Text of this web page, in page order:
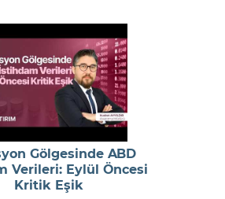
Gölgesinde ABD
Verileri: Eylül Öncesi
Kritik Eşik